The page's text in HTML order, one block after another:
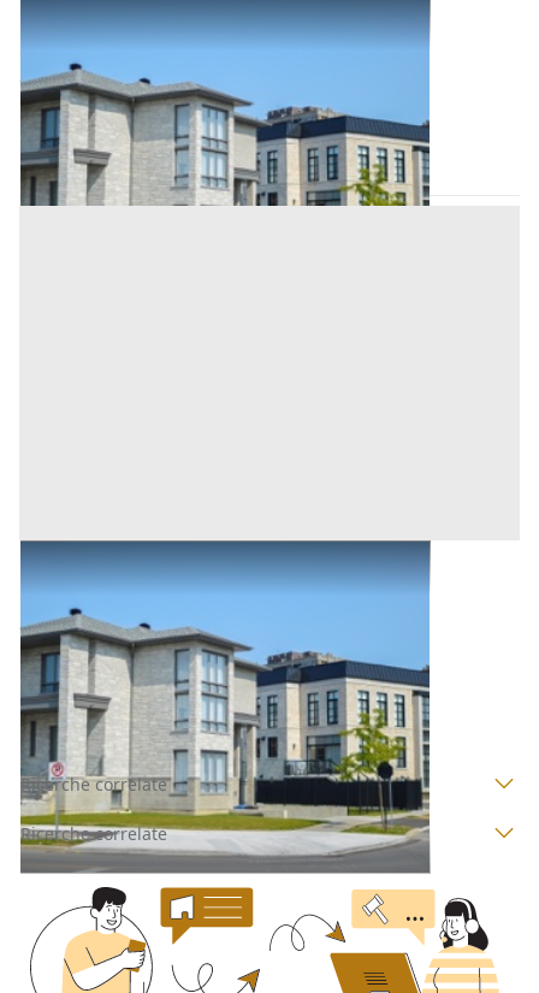
Abitazione di Tipo Civile all'asta a Nuoro
Tortolì (Nuoro)
8.365,50 € 11.154 €
Codice asta:5d2b7ade
Asta chiusa
Abitazione di Tipo Civile all'asta a Nuoro
Tortolì (Nuoro)
391.500 € 522.000 €
Codice asta:1acdcd98
Asta chiusa
Ricerche correlate
Ricerche correlate